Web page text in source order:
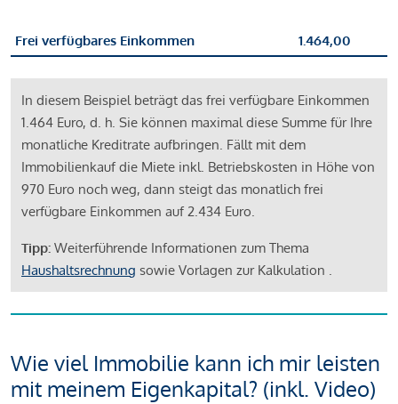
Frei verfügbares Einkommen 1.464,00
In diesem Beispiel beträgt das frei verfügbare Einkommen
1.464 Euro, d. h. Sie können maximal diese Summe für Ihre
monatliche Kreditrate aufbringen. Fällt mit dem
Immobilienkauf die Miete inkl. Betriebskosten in Höhe von
970 Euro noch weg, dann steigt das monatlich frei
verfügbare Einkommen auf 2.434 Euro.
Tipp: Weiterführende Informationen zum Thema
Haushaltsrechnung sowie Vorlagen zur Kalkulation .
Wie viel Immobilie kann ich mir leisten
mit meinem Eigenkapital? (inkl. Video)